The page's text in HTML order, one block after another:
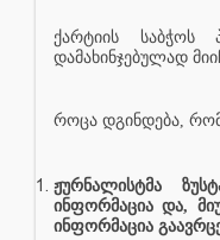
ქარტიის საბჭოს
დამახინჯებულად
როცა დგინდება,
ჟურნალისტმა
ინფორმაცია და,
ინფორმაცია